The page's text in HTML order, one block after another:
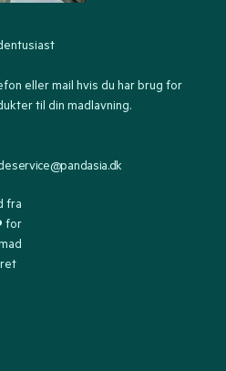
eller mail hvis du har brug for
til din madlavning.
fra
for